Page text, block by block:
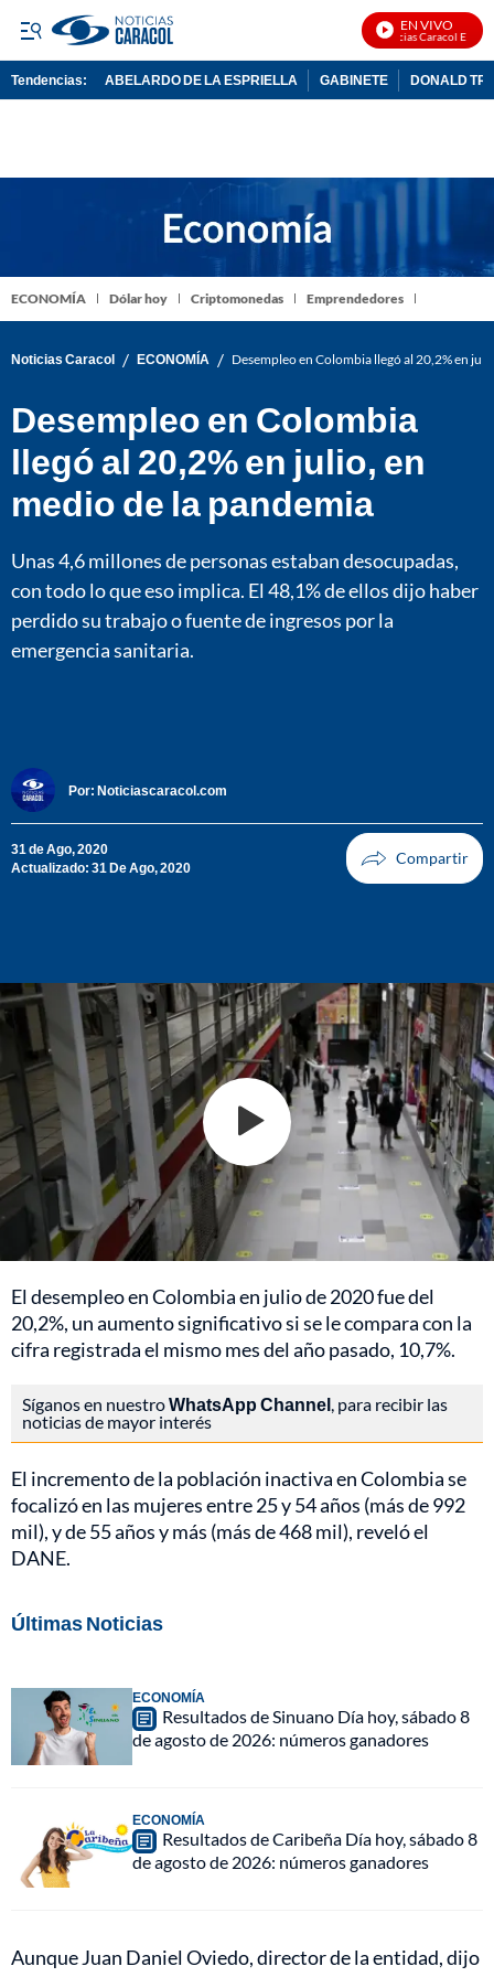
EN VIVO
Noticias Caracol En Vivo
Tendencias: ABELARDO DE LA ESPRIELLA GABINETE DONALD
ECONOMÍA Dólar hoy Criptomonedas Emprendedores
Noticias Caracol / ECONOMÍA / Desempleo en Colombia llegó al 20,2% en
Desempleo en Colombia
llegó al 20,2% en julio, en
medio de la pandemia
Unas 4,6 millones de personas estaban desocupadas,
con todo lo que eso implica. El 48,1% de ellos dijo haber
perdido su trabajo o fuente de ingresos por la
emergencia sanitaria.
Por: Noticiascaracol.com
31 de Ago, 2020
Actualizado: 31 De Ago, 2020
El desempleo en Colombia en julio de 2020 fue del
20,2%, un aumento significativo si se le compara con la
cifra registrada el mismo mes del año pasado, 10,7%.
Síganos en nuestroWhatsApp Channel , para recibir las
noticias de mayor interés
El incremento de la población inactiva en Colombia se
focalizó en las mujeres entre 25 y 54 años (más de 992
mil), y de 55 años y más (más de 468 mil), reveló el
DANE.
Últimas Noticias
ECONOMÍA
Resultados de Sinuano Día hoy, sábado 8
de agosto de 2026: números ganadores
ECONOMÍA
Resultados de Caribeña Día hoy, sábado 8
de agosto de 2026: números ganadores
Aunque Juan Daniel Oviedo, director de la entidad, dijo